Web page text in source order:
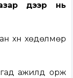
дээр нь
хүн хөдөлмөр
ажилд орж